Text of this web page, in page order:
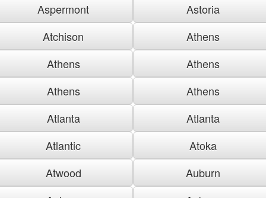
Aspermont
Astoria
Atchison
Athens
Athens
Athens
Athens
Athens
Atlanta
Atlanta
Atlantic
Atoka
Atwood
Auburn